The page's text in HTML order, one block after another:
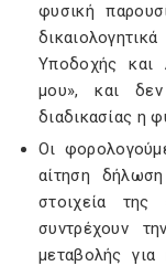
φυσική
Υποδοχής και
μου», και
διαδικασίας η
Οι
αίτηση
στοιχεία της
συντρέχουν
μεταβολής για